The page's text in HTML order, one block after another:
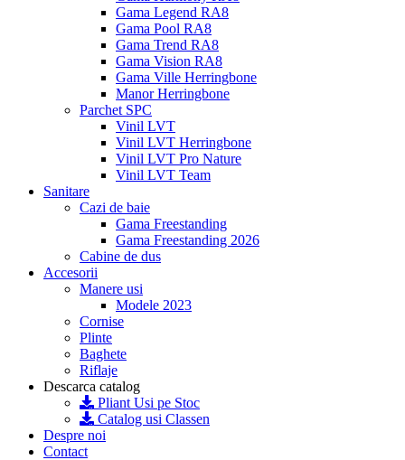
Gama Legend RA8
Gama Pool RA8
Gama Trend RA8
Gama Vision RA8
Gama Ville Herringbone
Manor Herringbone
Parchet SPC
Vinil LVT
Vinil LVT Herringbone
Vinil LVT Pro Nature
Vinil LVT Team
Sanitare
Cazi de baie
Gama Freestanding
Gama Freestanding 2026
Cabine de dus
Accesorii
Manere usi
Modele 2023
Cornise
Plinte
Baghete
Riflaje
Descarca catalog
Pliant Usi pe Stoc
Catalog usi Classen
Despre noi
Contact